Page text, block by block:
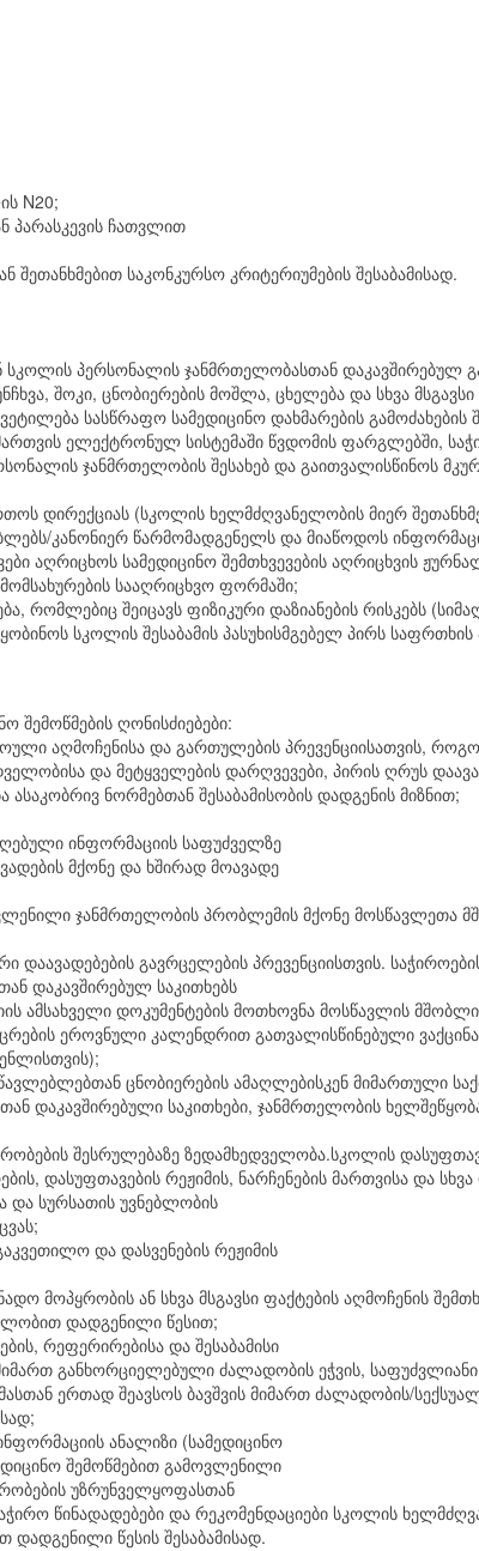
N20;
პარასკევის ჩათვლით
შეთანხმებით საკონკურსო კრიტერიუმების შესაბამისად.
პერსონალის ჯანმრთელობასთან დაკავშირებულ
შოკი, ცნობიერების მოშლა, ცხელება და სხვა
სასწრაფო სამედიცინო დახმარების გამოძახების
ელექტრონულ სისტემაში წვდომის ფარგლებში,
ჯანმრთელობის შესახებ და გაითვალისწინოს
დირექციას (სკოლის ხელმძღვანელობის მიერ
კანონიერ წარმომადგენელს და მიაწოდოს
აღრიცხოს სამედიცინო შემთხვევების აღრიცხვის
სააღრიცხვო ფორმაში;
რომლებიც შეიცავს ფიზიკური დაზიანების რისკებს
სკოლის შესაბამის პასუხისმგებელ პირს
ღონისძიებები:
აღმოჩენისა და გართულების პრევენციისათვის,
და მეტყველების დარღვევები, პირის ღრუს
ნორმებთან შესაბამისობის დადგენის მიზნით;
ინფორმაციის საფუძველზე
მქონე და ხშირად მოავადე
ჯანმრთელობის პრობლემის მქონე მოსწავლეთა
გავრცელების პრევენციისთვის.
დაკავშირებულ საკითხებს
ამსახველი დოკუმენტების მოთხოვნა მოსწავლის
ეროვნული კალენდრით გათვალისწინებული
ცნობიერების ამაღლებისკენ მიმართული
დაკავშირებული საკითხები, ჯანმრთელობის
შესრულებაზე ზედამხედველობა.სკოლის
დასუფთავების რეჟიმის, ნარჩენების მართვისა და
და სურსათის უვნებლობის
და დასვენების რეჟიმის
მოპყრობის ან სხვა მსგავსი ფაქტების აღმოჩენის
დადგენილი წესით;
რეფერირებისა და შესაბამისი
განხორციელებული ძალადობის ეჭვის,
ერთად შეავსოს ბავშვის მიმართ ძალადობის/
ანალიზი (სამედიცინო
შემოწმებით გამოვლენილი
უზრუნველყოფასთან
წინადადებები და რეკომენდაციები სკოლის
წესის შესაბამისად.